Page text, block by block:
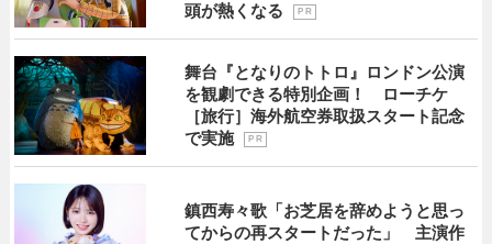
頭が熱くなる
P R
舞台『となりのトトロ』ロンドン公演
を観劇できる特別企画！ ローチケ
［旅行］海外航空券取扱スタート記念
で実施
P R
鎮西寿々歌「お芝居を辞めようと思っ
てからの再スタートだった」 主演作